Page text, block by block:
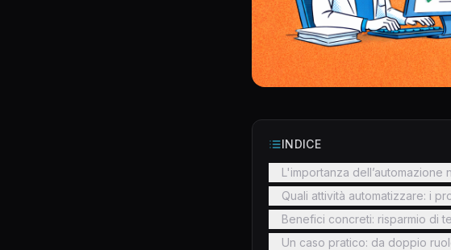
INDICE
L'importanza
Quali attività automatizzare: i
Benefici concreti: risparmio di
Un caso pratico: da doppio